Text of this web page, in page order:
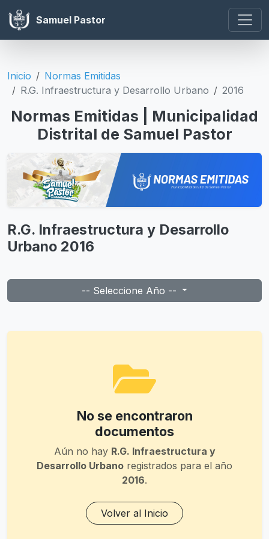
Samuel Pastor
Inicio
Normas Emitidas
R.G. Infraestructura y Desarrollo Urbano
2016
Normas Emitidas | Municipalidad
Distrital de Samuel Pastor
R.G. Infraestructura y Desarrollo
Urbano 2016
-- Seleccione Año --
No se encontraron
documentos
Aún no hay R.G. Infraestructura y
Desarrollo Urbano registrados para el año
2016.
Volver al Inicio